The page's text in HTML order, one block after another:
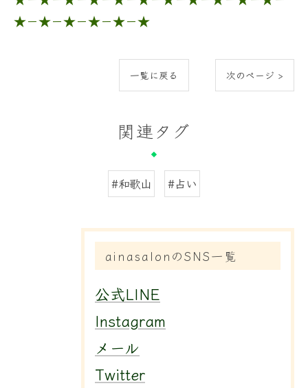
★－★－★－★－★－★
一覧に戻る 次のページ >
関連タグ
#和歌山 #占い
ainasalonのSNS一覧
公式LINE
Instagram
メール
Twitter